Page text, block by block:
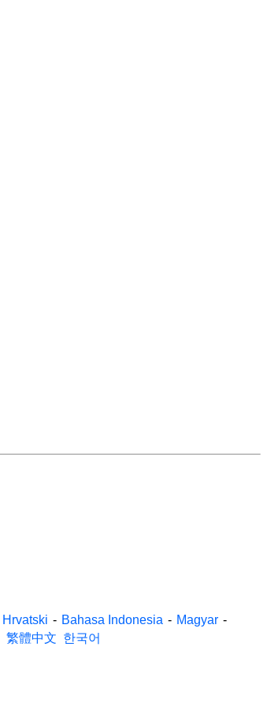
Hrvatski - Bahasa Indonesia - Magyar -
繁體中文 한국어